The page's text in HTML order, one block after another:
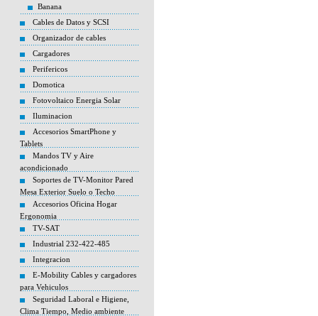
Banana
Cables de Datos y SCSI
Organizador de cables
Cargadores
Perifericos
Domotica
Fotovoltaico Energia Solar
Iluminacion
Accesorios SmartPhone y
Tablets
Mandos TV y Aire
acondicionado
Soportes de TV-Monitor Pared
Mesa Exterior Suelo o Techo
Accesorios Oficina Hogar
Ergonomia
TV-SAT
Industrial 232-422-485
Integracion
E-Mobility Cables y cargadores
para Vehiculos
Seguridad Laboral e Higiene,
Clima Tiempo, Medio ambiente